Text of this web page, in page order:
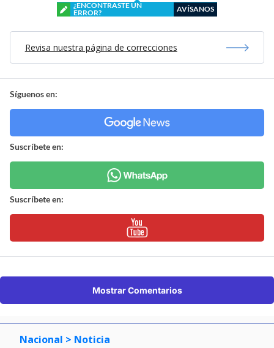
¿ENCONTRASTE UN
ERROR?
AVÍSANOS
Revisa nuestra página de correcciones
Síguenos en:
Suscríbete en:
Suscríbete en:
Mostrar Comentarios
Nacional > Noticia